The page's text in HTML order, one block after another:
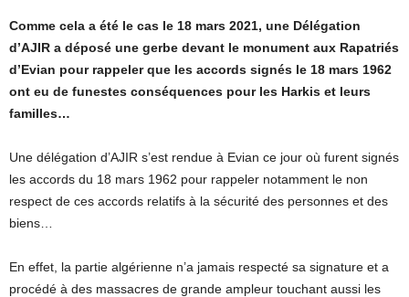
Comme cela a été le cas le 18 mars 2021, une Délégation
d’AJIR a déposé une gerbe devant le monument aux Rapatriés
d’Evian pour rappeler que les accords signés le 18 mars 1962
ont eu de funestes conséquences pour les Harkis et leurs
familles…
Une délégation d’AJIR s’est rendue à Evian ce jour où furent signés
les accords du 18 mars 1962 pour rappeler notamment le non
respect de ces accords relatifs à la sécurité des personnes et des
biens…
En effet, la partie algérienne n’a jamais respecté sa signature et a
procédé à des massacres de grande ampleur touchant aussi les